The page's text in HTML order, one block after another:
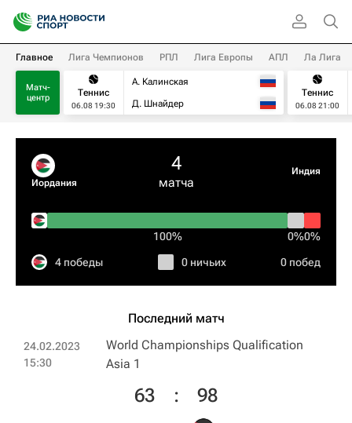
Главное Лига Чемпионов РПЛ Лига Европы АПЛ Ла Лига
Матч-
центр
Теннис
06.08 19:30
А. Калинская
Д. Шнайдер
Теннис
06.08 21:00
Иордания
4
матча
Индия
100% 0%0%
4 победы 0 ничьих 0 побед
Последний матч
24.02.2023
15:30
World Championships Qualification
Asia 1
63 : 98